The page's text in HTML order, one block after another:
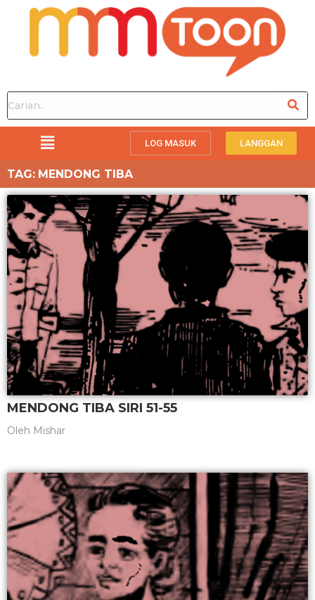
LOG MASUK LANGGAN
TAG: MENDONG TIBA
MENDONG TIBA SIRI 51-55
Oleh Mishar